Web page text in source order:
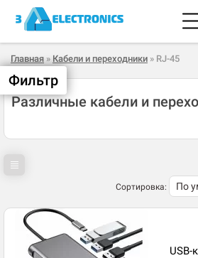
Главная » Кабели и переходники » RJ-45
Различные кабели и
Сортировка:
USB-
Фильтр